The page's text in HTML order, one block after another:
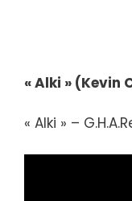
« Alki » (Kevin
« Alki » –